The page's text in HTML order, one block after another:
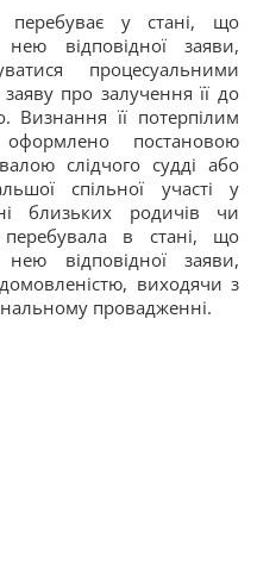
у стані, що
відповідної заяви,
процесуальними
про залучення її до
Визнання її потерпілим
постановою
слідчого судді або
спільної участі у
близьких родичів чи
в стані, що
відповідної заяви,
виходячи з
провадженні.